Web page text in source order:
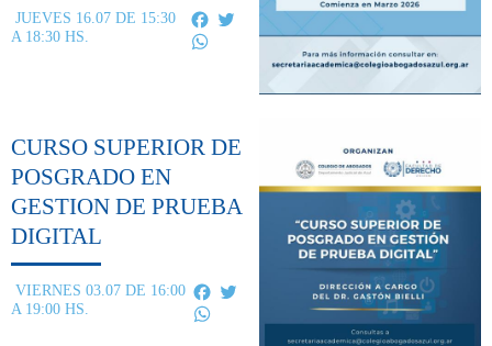
JUEVES 16.07 DE 15:30
A 18:30 HS.
Facebook
WhatsApp
CURSO SUPERIOR DE
POSGRADO EN
GESTION DE PRUEBA
DIGITAL
VIERNES 03.07 DE 16:00
A 19:00 HS.
Facebook